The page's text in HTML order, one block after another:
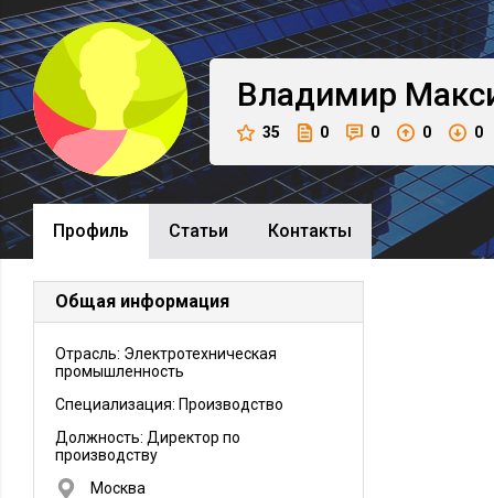
Владимир
35 0 0 0 0
Профиль Cтатьи Контакты
Общая информация
Отрасль: Электротехническая
промышленность
Специализация: Производство
Должность: Директор по
производству
Москва